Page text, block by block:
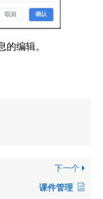
编辑。
下一个
课件管理